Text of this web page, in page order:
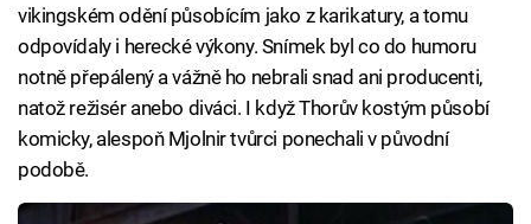
vikingském odění působícím jako z karikatury, a tomu
odpovídaly i herecké výkony. Snímek byl co do humoru
notně přepálený a vážně ho nebrali snad ani producenti,
natož režisér anebo diváci. I když Thorův kostým působí
komicky, alespoň Mjolnir tvůrci ponechali v původní
podobě.